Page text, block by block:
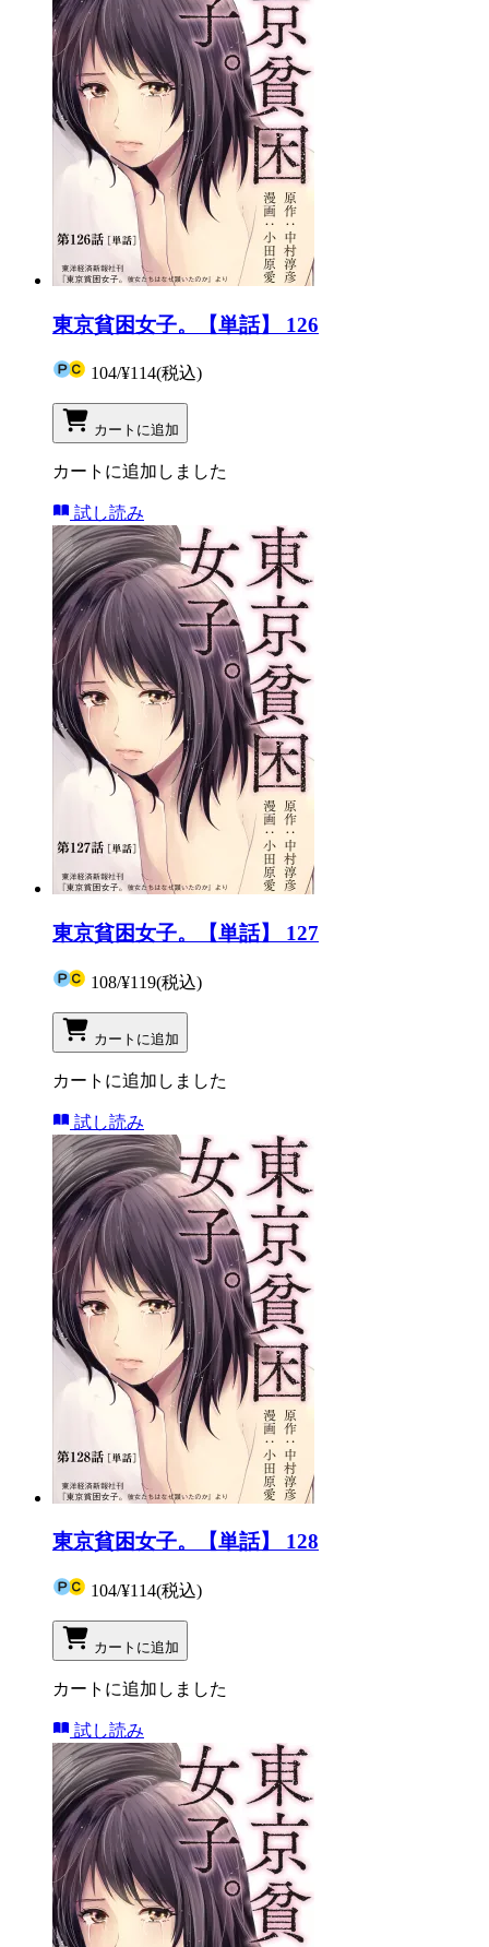
東京貧困女子。【単話】 126
104/¥114(税込)
カートに追加
カートに追加しました
試し読み
東京貧困女子。【単話】 127
108/¥119(税込)
カートに追加
カートに追加しました
試し読み
東京貧困女子。【単話】 128
104/¥114(税込)
カートに追加
カートに追加しました
試し読み